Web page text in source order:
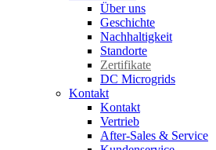
Über uns
Geschichte
Nachhaltigkeit
Standorte
Zertifikate
DC Microgrids
Kontakt
Kontakt
Vertrieb
After-Sales & Service